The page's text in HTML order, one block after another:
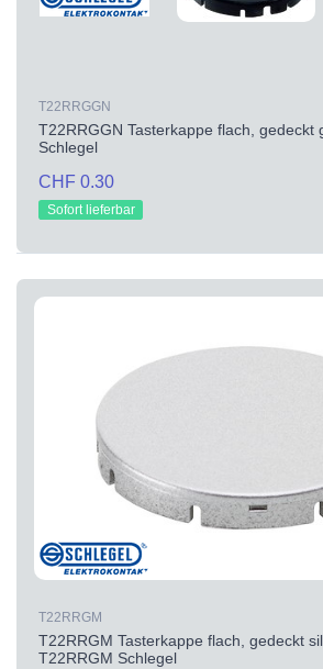
T22RRGGN
T22RRGGN Tasterkappe flach, gedeckt
Schlegel
CHF 0.30
Sofort lieferbar
T22RRGM
T22RRGM Tasterkappe flach, gedeckt
T22RRGM Schlegel